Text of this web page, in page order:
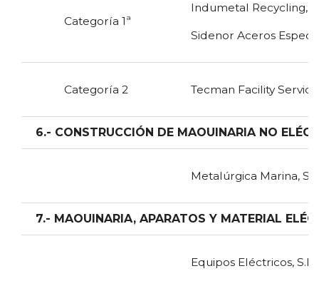
Categoría 1ª
Indumetal Recycling,
Sidenor Aceros
Categoría 2 Tecman Facility
6.- CONSTRUCCIÓN DE MAOUINARIA NO
Metalúrgica Marina,
7.- MAOUINARIA, APARATOS Y MATERIAL
Equipos Eléctricos, S.L.